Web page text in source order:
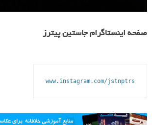
صفحه اینستاگرام جاستین پیترز
www.instagram.com/jstnptrs